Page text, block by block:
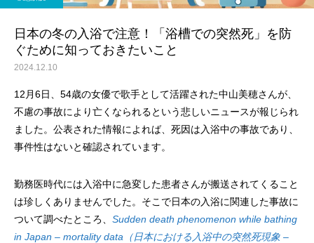
日本の冬の入浴で注意！「浴槽での突然死」を防
ぐために知っておきたいこと
2024.12.10
12月6日、54歳の女優で歌手として活躍された中山美穂さんが、
不慮の事故により亡くなられるという悲しいニュースが報じられ
ました。公表された情報によれば、死因は入浴中の事故であり、
事件性はないと確認されています。
勤務医時代には入浴中に急変した患者さんが搬送されてくること
は珍しくありませんでした。そこで日本の入浴に関連した事故に
ついて調べたところ、 Sudden death phenomenon while bathing
in Japan – mortality data（日本における入浴中の突然死現象 –